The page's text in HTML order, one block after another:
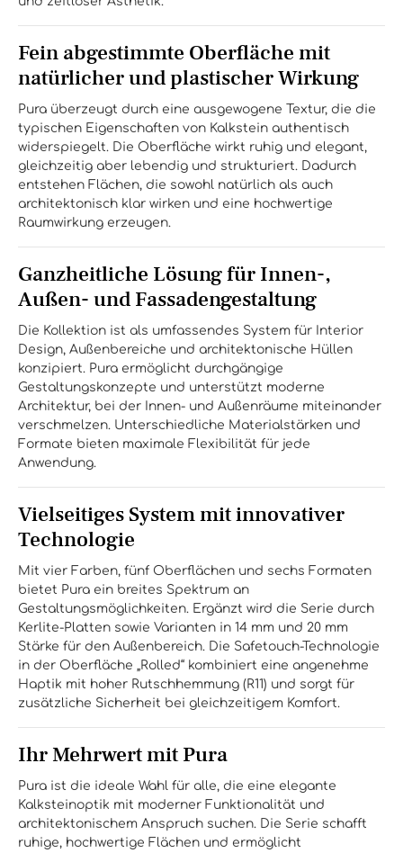
Fein abgestimmte Oberfläche mit
natürlicher und plastischer Wirkung
Pura überzeugt durch eine ausgewogene Textur, die die
typischen Eigenschaften von Kalkstein authentisch
widerspiegelt. Die Oberfläche wirkt ruhig und elegant,
gleichzeitig aber lebendig und strukturiert. Dadurch
entstehen Flächen, die sowohl natürlich als auch
architektonisch klar wirken und eine hochwertige
Raumwirkung erzeugen.
Ganzheitliche Lösung für Innen-,
Außen- und Fassadengestaltung
Die Kollektion ist als umfassendes System für Interior
Design, Außenbereiche und architektonische Hüllen
konzipiert. Pura ermöglicht durchgängige
Gestaltungskonzepte und unterstützt moderne
Architektur, bei der Innen- und Außenräume miteinander
verschmelzen. Unterschiedliche Materialstärken und
Formate bieten maximale Flexibilität für jede
Anwendung.
Vielseitiges System mit innovativer
Technologie
Mit vier Farben, fünf Oberflächen und sechs Formaten
bietet Pura ein breites Spektrum an
Gestaltungsmöglichkeiten. Ergänzt wird die Serie durch
Kerlite-Platten sowie Varianten in 14 mm und 20 mm
Stärke für den Außenbereich. Die Safetouch-Technologie
in der Oberfläche „Rolled“ kombiniert eine angenehme
Haptik mit hoher Rutschhemmung (R11) und sorgt für
zusätzliche Sicherheit bei gleichzeitigem Komfort.
Ihr Mehrwert mit Pura
Pura ist die ideale Wahl für alle, die eine elegante
Kalksteinoptik mit moderner Funktionalität und
architektonischem Anspruch suchen. Die Serie schafft
ruhige, hochwertige Flächen und ermöglicht